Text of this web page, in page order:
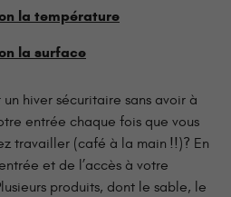
la température
la surface
hiver sécuritaire sans avoir à
entrée chaque fois que vous
travailler (café à la main !!)? En
et de l’accès à votre
produits, dont le sable, le